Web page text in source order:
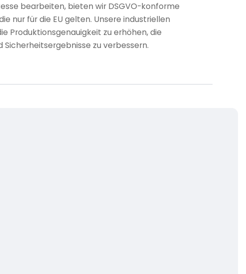
bearbeiten, bieten wir DSGVO-konforme
nur für die EU gelten. Unsere industriellen
Produktionsgenauigkeit zu erhöhen, die
zu verbessern.